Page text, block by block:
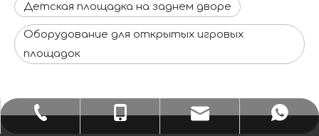
Детская площадка на заднем дворе
Оборудование для открытых игровых
площадок
+86-577-67499999
+86-18066498819
sale1@huaxiatoys.com
+8618066498819